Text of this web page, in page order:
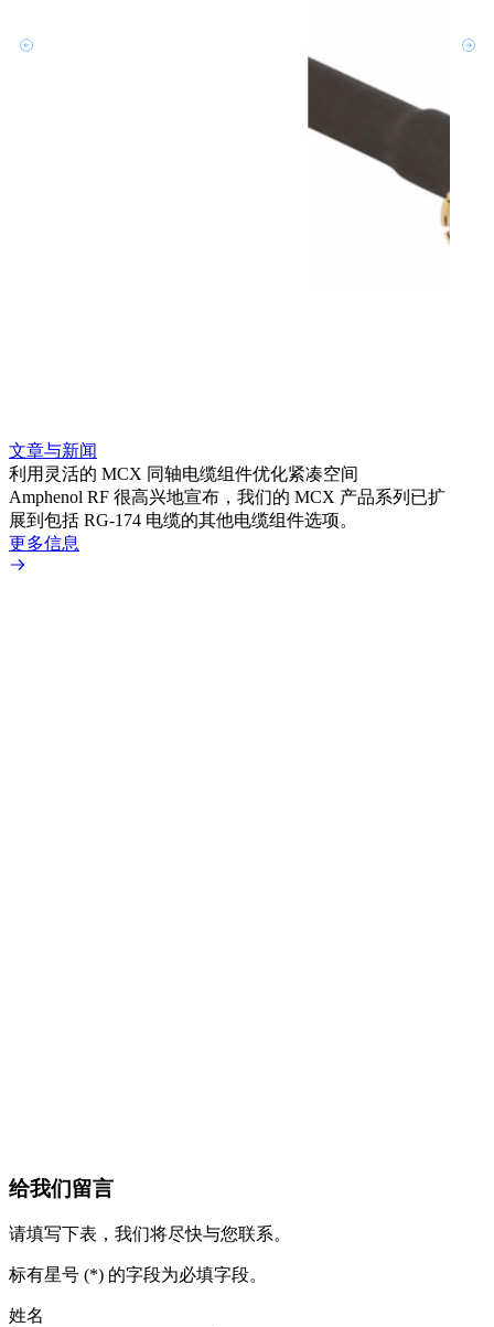
文章与新闻
利用灵活的 MCX 同轴电缆组件优化紧凑空间
Amphenol RF 很高兴地宣布，我们的 MCX 产品系列已扩
展到包括 RG-174 电缆的其他电缆组件选项。
更多信息
给我们留言
请填写下表，我们将尽快与您联系。
标有星号 (*) 的字段为必填字段。
姓名